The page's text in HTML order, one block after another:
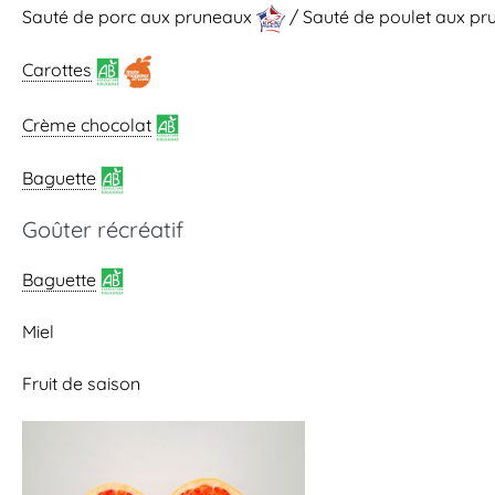
Sauté de porc aux pruneaux / Sauté de poulet aux
Carottes
Crème chocolat
Baguette
Goûter récréatif
Baguette
Miel
Fruit de saison